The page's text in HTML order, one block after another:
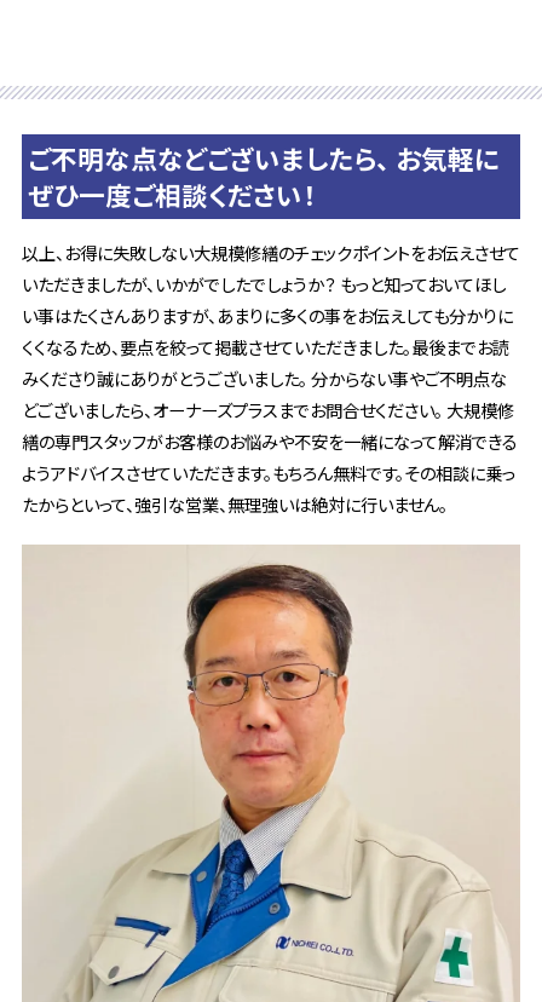
ご不明な点などございましたら、 お気軽に
ぜひ一度ご相談ください！
以上、お得に失敗しない大規模修繕のチェックポイントをお伝えさせて
いただきましたが、いかがでしたでしょうか？ もっと知っておいてほし
い事はたくさんありますが、あまりに多くの事をお伝えしても分かりに
くくなるため、要点を絞って掲載させていただきました。最後までお読
みくださり誠にありがとうございました。 分からない事やご不明点な
どございましたら、オーナーズプラスまでお問合せください。 大規模修
繕の専門スタッフがお客様のお悩みや不安を一緒になって解消できる
ようアドバイスさせていただきます。もちろん無料です。その相談に乗っ
たからといって、強引な営業、無理強いは絶対に行いません。